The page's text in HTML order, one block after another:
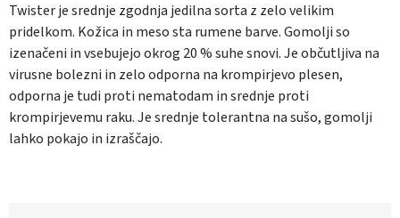
Twisterje srednje zgodnja jedilna sorta z zelo velikim
pridelkom. Kožica in meso sta rumene barve. Gomolji so
izenačeni in vsebujejo okrog 20 % suhe snovi. Je občutljiva na
virusne bolezni in zelo odporna na krompirjevo plesen,
odporna je tudi proti nematodam in srednje proti
krompirjevemu raku. Je srednje tolerantna na sušo, gomolji
lahko pokajo in izraščajo.